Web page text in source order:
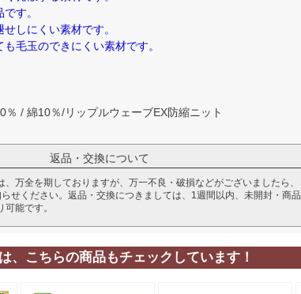
す。
しにくい素材です。
毛玉のできにくい素材です。
％ / 綿10％/リップルウェーブEX防縮ニット
返品・交換について
万全を期しておりますが、万一不良・破損などがございましたら、
せください。返品・交換につきましては、1週間以内、未開封・商品
能です。
、こちらの商品もチェックしています！